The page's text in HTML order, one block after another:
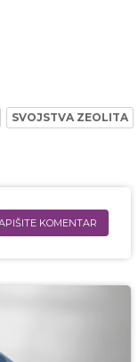
SVOJSTVA ZEOLITA
KOMENTAR